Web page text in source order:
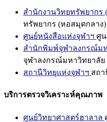
สำนักงานวิทยทรัพยากร
ทรัพยากร (หอสมุดกลาง)
ศูนย์หนังสือแห่งจุฬาฯ ศู
สำนักพิมพ์จุฬาลงกรณ์ม
จุฬาลงกรณ์มหาวิทยาลัย
สถานีวิทยุแห่งจุฬาฯ สถา
บริการตรวจวิเคราะห์คุณภาพ
ศูนย์วิทยาศาสตร์ฮาลาล